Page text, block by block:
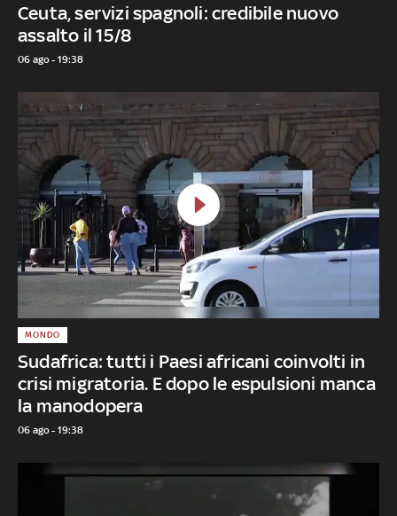
Ceuta, servizi spagnoli: credibile nuovo
assalto il 15/8
06 ago - 19:38
Sudafrica: tutti i Paesi africani coinvolti in
crisi migratoria. E dopo le espulsioni manca
la manodopera
MONDO
06 ago - 19:38